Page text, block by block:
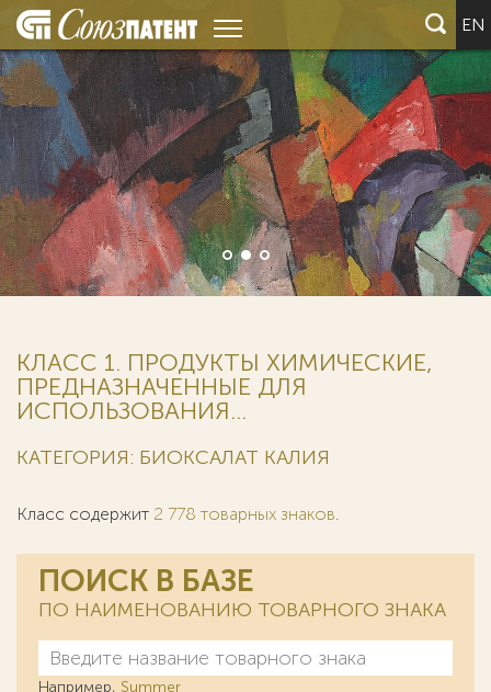
EN
КЛАСС 1. ПРОДУКТЫ ХИМИЧЕСКИЕ,
ПРЕДНАЗНАЧЕННЫЕ ДЛЯ
ИСПОЛЬЗОВАНИЯ...
КАТЕГОРИЯ: БИОКСАЛАТ КАЛИЯ
Класс содержит 2 778 товарных знаков.
ПОИСК В БАЗЕ
ПО НАИМЕНОВАНИЮ ТОВАРНОГО ЗНАКА
Например, Summer